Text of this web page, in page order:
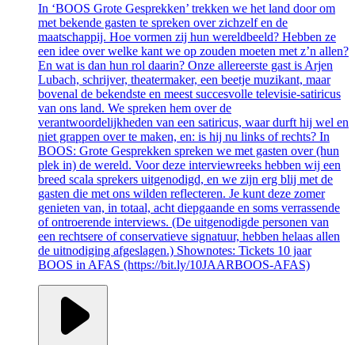
In ‘BOOS Grote Gesprekken’ trekken we het land door om
met bekende gasten te spreken over zichzelf en de
maatschappij. Hoe vormen zij hun wereldbeeld? Hebben ze
een idee over welke kant we op zouden moeten met z’n allen?
En wat is dan hun rol daarin? Onze allereerste gast is Arjen
Lubach, schrijver, theatermaker, een beetje muzikant, maar
bovenal de bekendste en meest succesvolle televisie-satiricus
van ons land. We spreken hem over de
verantwoordelijkheden van een satiricus, waar durft hij wel en
niet grappen over te maken, en: is hij nu links of rechts? In
BOOS: Grote Gesprekken spreken we met gasten over (hun
plek in) de wereld. Voor deze interviewreeks hebben wij een
breed scala sprekers uitgenodigd, en we zijn erg blij met de
gasten die met ons wilden reflecteren. Je kunt deze zomer
genieten van, in totaal, acht diepgaande en soms verrassende
of ontroerende interviews. (De uitgenodigde personen van
een rechtsere of conservatieve signatuur, hebben helaas allen
de uitnodiging afgeslagen.) Shownotes: Tickets 10 jaar
BOOS in AFAS (https://bit.ly/10JAARBOOS-AFAS)